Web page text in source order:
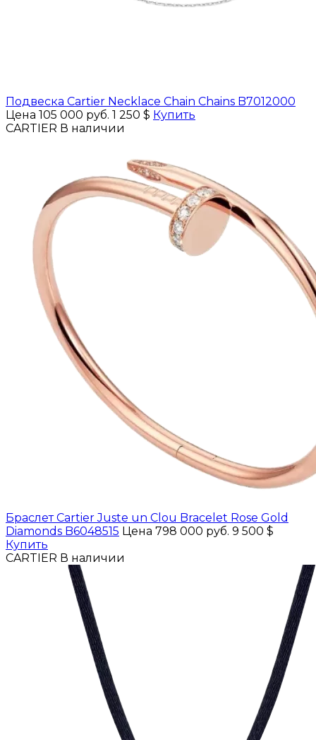
Подвеска Cartier Necklace Chain Chains B7012000
Цена 105 000 руб. 1 250 $ Купить
CARTIER В наличии
Браслет Cartier Juste un Clou Bracelet Rose Gold
Diamonds B6048515 Цена 798 000 руб. 9 500 $
Купить
CARTIER В наличии